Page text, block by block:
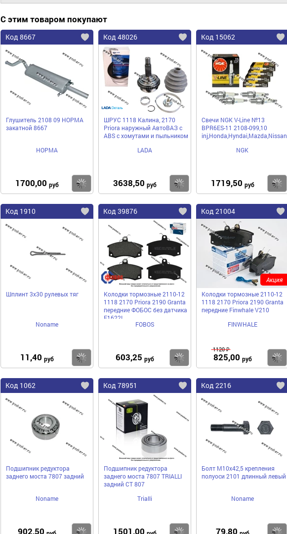
С этим товаром покупают
Код 8667
Глушитель 2108 09 НОРМА
закатной 8667
НОРМА
1700,00 руб Купить
Код 48026
ШРУС 1118 Калина, 2170
Priora наружный АвтоВАЗ с
ABS с хомутами и пыльником
LADA
3638,50 руб Купить
Код 15062
Свечи NGK V-Line №13
BPR6ES-11 2108-099,10
inj,Honda,Hyndai,Mazda,Nissan
NGK
1719,50 руб
Код 1910
Шплинт 3х30 рулевых тяг
Noname
11,40 руб Купить
Код 39876
Колодки тормозные 2110-12
1118 2170 Priora 2190 Granta
передние ФОБОС без датчика
F1622L
FOBOS
603,25 руб Купить
Код 21004
Колодки тормозные 2110-12
1118 2170 Priora 2190 Granta
передние Finwhale V210
FINWHALE
1120 ₽
825,00 руб
Акция
Код 1062
Подшипник редуктора
заднего моста 7807 задний
Noname
902,50 Купить
Код 78951
Подшипник редуктора
заднего моста 7807 TRIALLI
задний CT 807
Trialli
1501,00 Купить
Код 2216
Болт М10х42,5 крепления
полуоси 2101 длинный левый
Noname
79,80